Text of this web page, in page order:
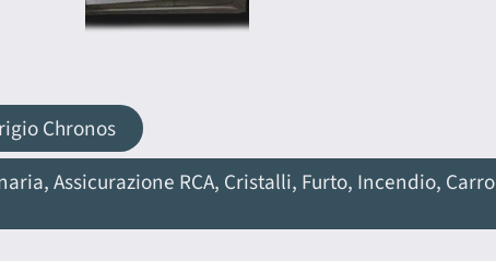
Chronos
Assicurazione RCA, Cristalli, Furto, Incendio, Carro